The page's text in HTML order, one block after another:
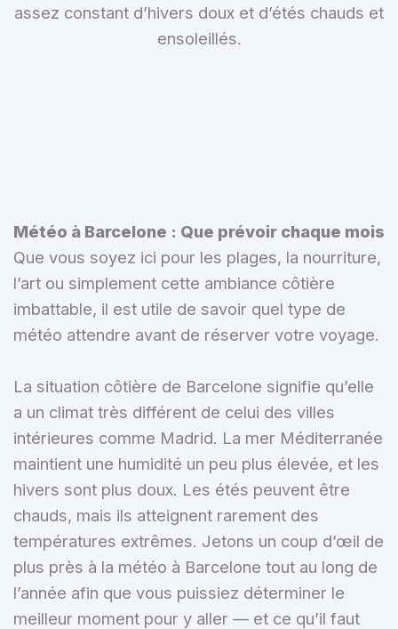
assez constant d’hivers doux et d’étés chauds et
ensoleillés.
Météo à Barcelone : Que prévoir chaque mois
Que vous soyez ici pour les plages, la nourriture,
l’art ou simplement cette ambiance côtière
imbattable, il est utile de savoir quel type de
météo attendre avant de réserver votre voyage.
La situation côtière de Barcelone signifie qu’elle
a un climat très différent de celui des villes
intérieures comme Madrid. La mer Méditerranée
maintient une humidité un peu plus élevée, et les
hivers sont plus doux. Les étés peuvent être
chauds, mais ils atteignent rarement des
températures extrêmes. Jetons un coup d’œil de
plus près à la météo à Barcelone tout au long de
l’année afin que vous puissiez déterminer le
meilleur moment pour y aller — et ce qu’il faut